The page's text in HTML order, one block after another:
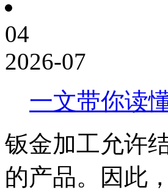
04
2026-07
一文带你读
钣金加工允许
的产品。因此